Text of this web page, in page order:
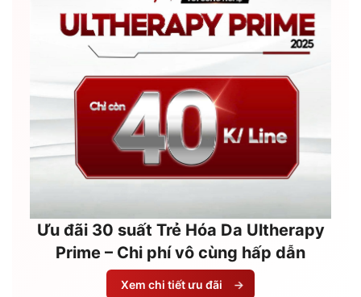
Ưu đãi 30 suất Trẻ Hóa Da Ultherapy
Prime – Chi phí vô cùng hấp dẫn
Xem chi tiết ưu đãi →